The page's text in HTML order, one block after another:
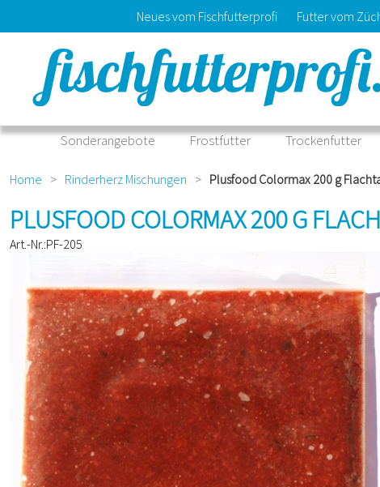
Neues vom Fischfutterprofi Futter vom
Sonderangebote Frostfutter Trockenfutter
Home > Rinderherz Mischungen > Plusfood Colormax 200 g
PLUSFOOD COLORMAX 200 G
Art.-Nr.:PF-205